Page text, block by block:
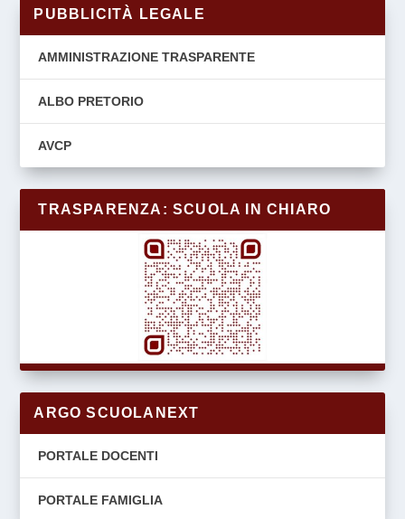
PUBBLICITÀ LEGALE
AMMINISTRAZIONE TRASPARENTE
ALBO PRETORIO
AVCP
TRASPARENZA: SCUOLA IN CHIARO
ARGO SCUOLANEXT
PORTALE DOCENTI
PORTALE FAMIGLIA